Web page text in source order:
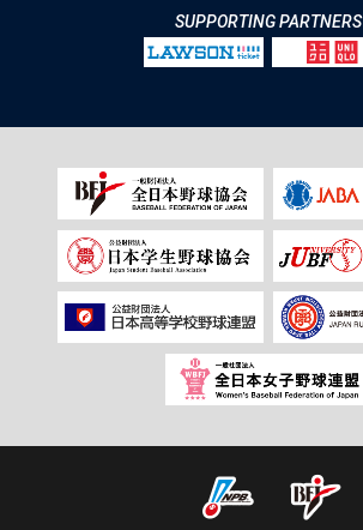
SUPPORTING PARTNERS